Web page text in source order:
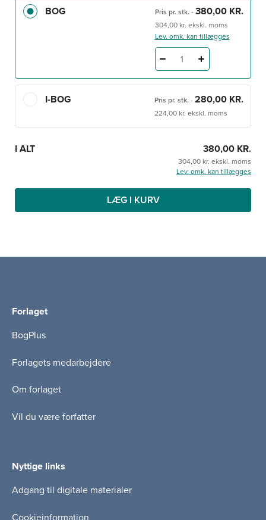
og rehabilitering er stadig det centrale
omdrejningspunkt, og baggrunden for bogens indhold
og de temaer, der belyses i de enkelte kapitler.
BOG Pris pr. stk. - 380,00 KR.
304,00 kr. ekskl. moms
Lev. omk. kan tillægges
1
I-BOG Pris pr. stk. - 280,00 KR.
224,00 kr. ekskl. moms
I ALT 380,00 KR.
304,00 kr. ekskl. moms
Lev. omk. kan tillægges
LÆG I KURV
Forlaget
BogPlus
Forlagets medarbejdere
Om forlaget
Vil du være forfatter
Nyttige links
Adgang til digitale materialer
Cookieinformation